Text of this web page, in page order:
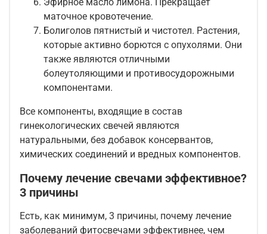
маточное кровотечение.
Болиголов пятнистый и чистотел. Растения,
которые активно борются с опухолями. Они
также являются отличными
болеутоляющими и противосудорожными
компонентами.
Все компоненты, входящие в состав
гинекологических свечей являются
натуральными, без добавок консервантов,
химических соединений и вредных компонентов.
Почему лечение свечами эффективное?
3 причины
Есть, как минимум, 3 причины, почему лечение
заболеваний фитосвечами эффективнее, чем